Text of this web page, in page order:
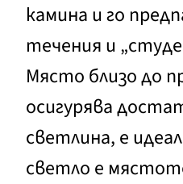
камина и го
течения и
Място близо до
осигурява
светлина, е
светло е